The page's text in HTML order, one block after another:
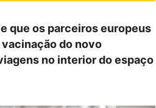
que os parceiros europeus
do novo
no interior do espaço